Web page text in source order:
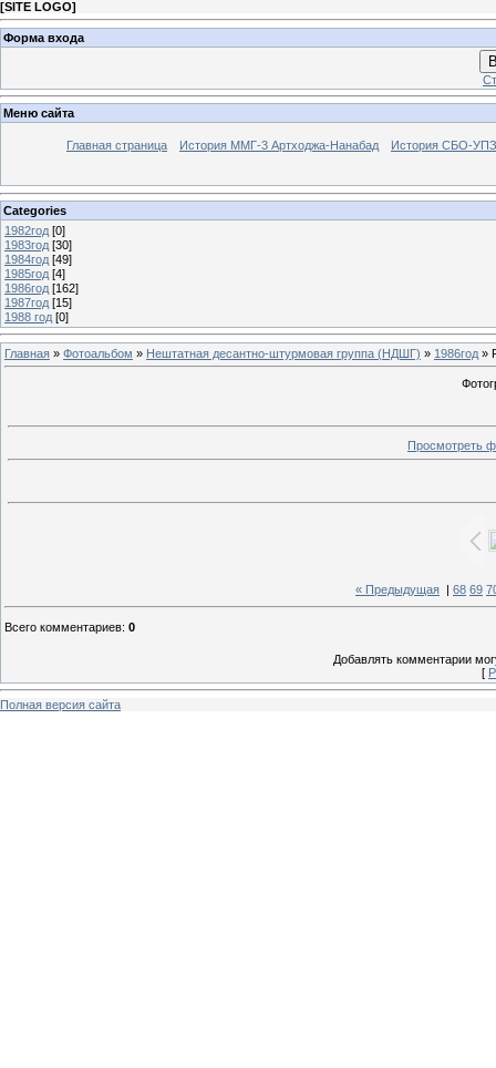
[SITE LOGO]
Форма входа
Меню сайта
Главная страница История ММГ-3 Артходжа-Нанабад История СБО-УПЗ
Categories
1982год [0]
1983год [30]
1984год [49]
1985год [4]
1986год [162]
1987год [15]
1988 год [0]
Главная » Фотоальбом » Нештатная десантно-штурмовая группа (НДШГ) » 1986год »
Просмотреть
« Предыдущая 68 69
Всего комментариев: 0
Добавлять комментарии
[
Полная версия сайта